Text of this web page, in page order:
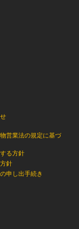
営業法の規定に基づ
る方針
針
申し出手続き